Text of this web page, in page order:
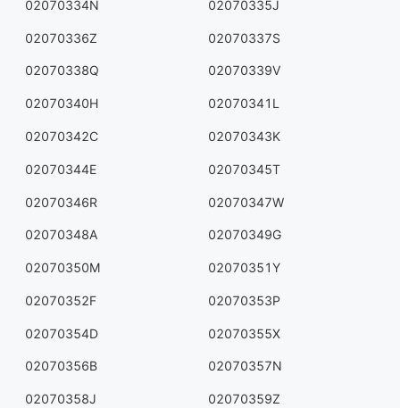
02070334N 02070335J
02070336Z 02070337S
02070338Q 02070339V
02070340H 02070341L
02070342C 02070343K
02070344E 02070345T
02070346R 02070347W
02070348A 02070349G
02070350M 02070351Y
02070352F 02070353P
02070354D 02070355X
02070356B 02070357N
02070358J 02070359Z